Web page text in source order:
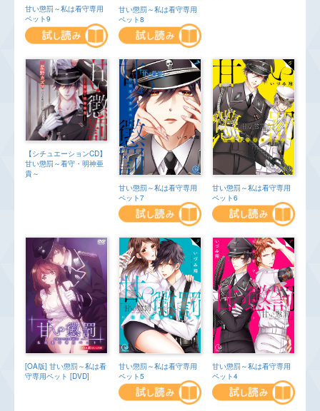
甘い懲罰～私は看守専用
ペット9
甘い懲罰～私は看守専用
ペット8
【シチュエーションCD】
甘い懲罰～看守・明神亜
貴～
甘い懲罰～私は看守専用
ペット7
甘い懲罰～私は看守専用
ペット6
[OA版] 甘い懲罰～私は看
守専用ペット [DVD]
甘い懲罰～私は看守専用
ペット5
甘い懲罰～私は看守専用
ペット4